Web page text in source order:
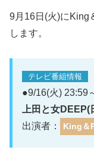
9月16日(火)にKing
します。
テレビ番組情報
●9/16(火) 23:59
上田と女
出演者：
King＆